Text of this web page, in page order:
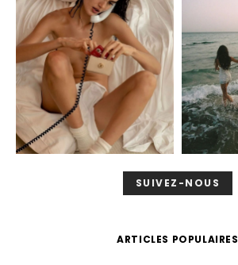
SUIVEZ-NOUS
ARTICLES POPULAIRES